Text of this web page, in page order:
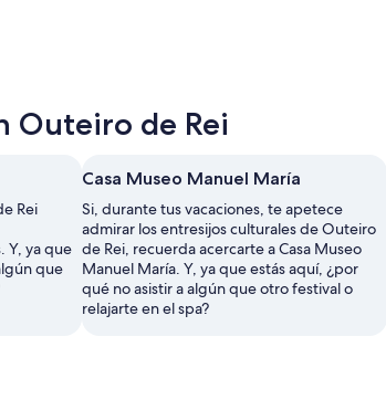
Outeiro de Rei
Rei
Y, ya que
que
Casa Museo Manuel María
Si, durante tus vacaciones, te apetece
admirar los entresijos culturales de Outeiro
de Rei, recuerda acercarte a Casa Museo
Manuel María. Y, ya que estás aquí, ¿por
qué no asistir a algún que otro festival o
relajarte en el spa?